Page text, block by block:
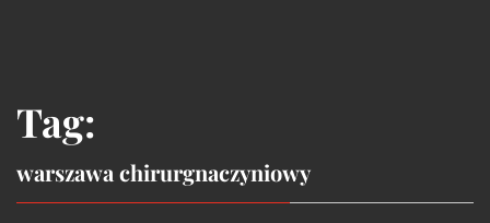
Tag:
warszawa chirurgnaczyniowy